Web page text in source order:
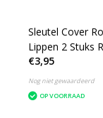
Sleutel Cover
Lippen 2 Stuks
€3,95
Nog niet gewaardeerd
OP VOORRAAD